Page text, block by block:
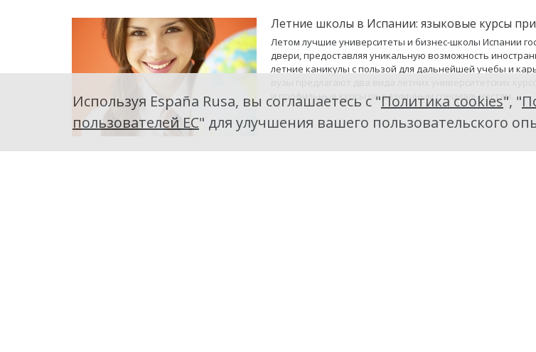
Летние школы в Испании: языковые курсы
Летом лучшие университеты и бизнес-школы Испании
двери, предоставляя уникальную возможность
летние каникулы с пользой для дальнейшей учебы и
и профильные курсы по различным специальностям.
Используя España Rusa, вы соглашаетесь с "Политика cookies", "
пользователей ЕС" для улучшения вашего пользовательского